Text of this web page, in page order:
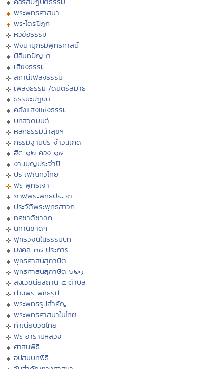
พระพุทธศาสนา
พระไตรปิฏก
หัวข้อธรรม
พจนานุกรมพุทธศาสน์
มิลินทปัญหา
เสียงธรรม
สถานีเพลงธรรมะ
เพลงธรรมะ/ดนตรีสมาธิ
ธรรมะปฏิบัติ
คลังแสงแห่งธรรม
บทสวดมนต์
หลักธรรมนำสุขฯ
กรรมฐานประจำวันเกิด
ฮีต ๑๒ คอง ๑๔
งานบุญประจำปี
ประเพณีทั่วไทย
พระพุทธเจ้า
ภาพพระพุทธประวัติ
ประวัติพระพุทธสาวก
ทศชาติชาดก
นิทานชาดก
พุทธวจนในธรรมบท
มงคล ๓๘ ประการ
พุทธศาสนสุภาษิต
พุทธศาสนสุภาษิต ๖๒๑
สังเวชนียสถาน ๔ ตำบล
ปางพระพุทธรูป
พระพุทธรูปสำคัญ
พระพุทธศาสนาในไทย
ทำเนียบวัดไทย
พระอารามหลวง
ศาสนพิธี
อุปสมบทพิธี